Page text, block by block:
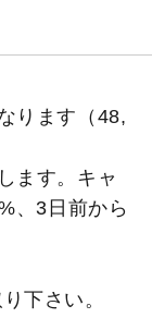
ります（48,
ます。キャ
、3日前から
下さい。